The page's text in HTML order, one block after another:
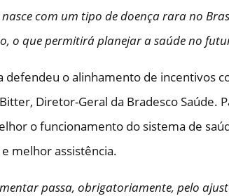
com um tipo de doença rara no
o que permitirá planejar a saúde no
defendeu o alinhamento de incentivos
Diretor-Geral da Bradesco Saúde.
o funcionamento do sistema de
melhor assistência.
passa, obrigatoriamente, pelo